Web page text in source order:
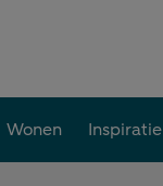
Wonen Inspiratie